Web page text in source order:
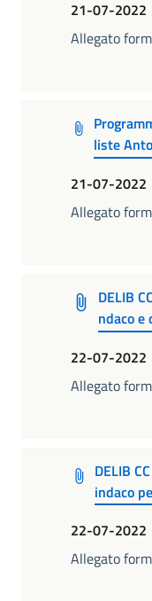
21-07-2022
Allegato
liste
21-07-2022
Allegato
DELIB
ndaco e
22-07-2022
Allegato
DELIB
indaco
22-07-2022
Allegato